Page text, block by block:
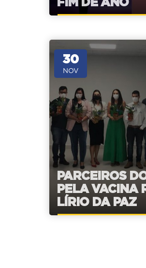
30
NOV
PARCEIROS
PELA VACINA
LÍRIO DA PAZ